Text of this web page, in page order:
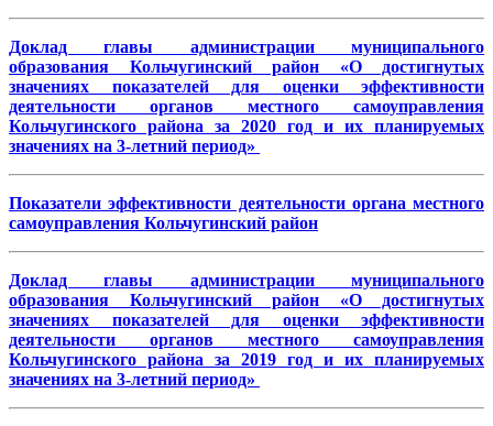
Доклад главы администрации муниципального
образования Кольчугинский район «О достигнутых
значениях показателей для оценки эффективности
деятельности органов местного самоуправления
Кольчугинского района за 2020 год и их планируемых
значениях на 3-летний период»
Показатели эффективности деятельности органа местного
самоуправления Кольчугинский район
Доклад главы администрации муниципального
образования Кольчугинский район «О достигнутых
значениях показателей для оценки эффективности
деятельности органов местного самоуправления
Кольчугинского района за 2019 год и их планируемых
значениях на 3-летний период»